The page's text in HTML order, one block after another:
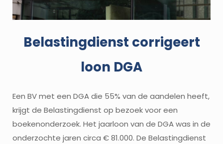
Belastingdienst corrigeert
loon DGA
Een BV met een DGA die 55% van de aandelen heeft,
krijgt de Belastingdienst op bezoek voor een
boekenonderzoek. Het jaarloon van de DGA was in de
onderzochte jaren circa € 81.000. De Belastingdienst